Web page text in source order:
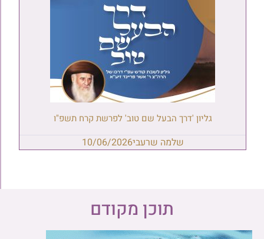
גליון 'דרך הבעל שם טוב' לפרשת קרח תשפ"ו
שלמה שרעבי10/06/2026
תוכן מקודם